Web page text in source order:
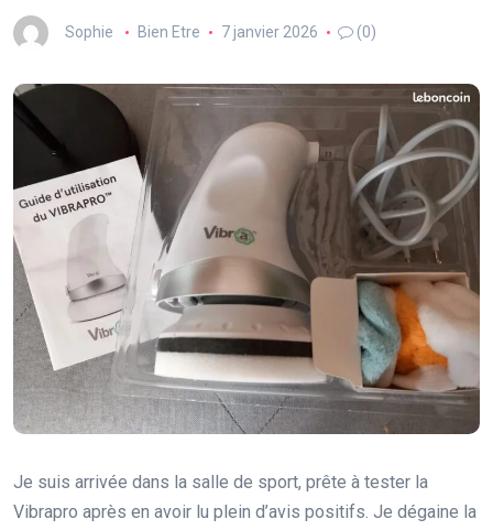
Sophie Bien Etre 7 janvier 2026 (0)
Je suis arrivée dans la salle de sport, prête à tester la
Vibrapro après en avoir lu plein d’avis positifs. Je dégaine la